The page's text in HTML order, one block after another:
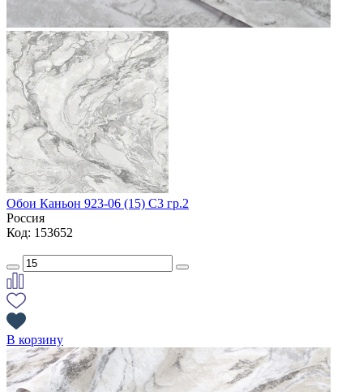
Обои Каньон 923-06 (15) С3 гр.2
Россия
Код: 153652
В корзину